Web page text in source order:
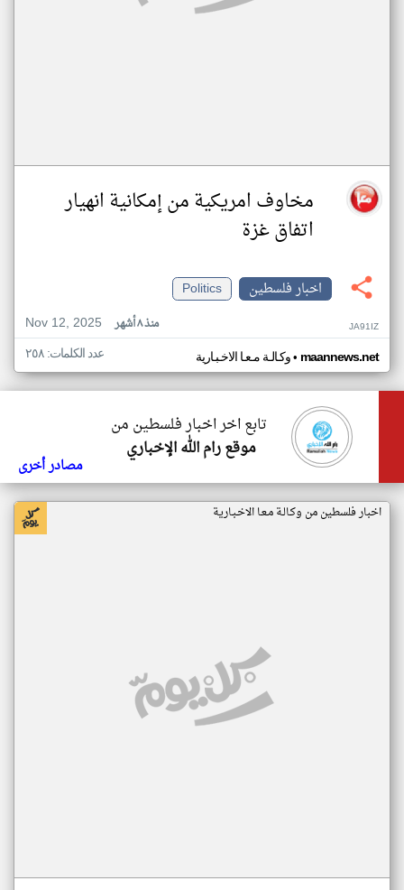
مخاوف امريكية من إمكانية انهيار
اتفاق غزة
اخبار فلسطين
Politics
Nov 12, 2025
منذ ٨ أشهر JA91IZ
وكـالـة مـعـا الاخـبـارية• maannews.net عدد الكلمات: ٢٥٨
تابع اخر اخبار فلسطين من
موقع رام الله الإخباري
مصادر أخرى
اخبار فلسطين من وكـالـة مـعـا الاخـبـارية